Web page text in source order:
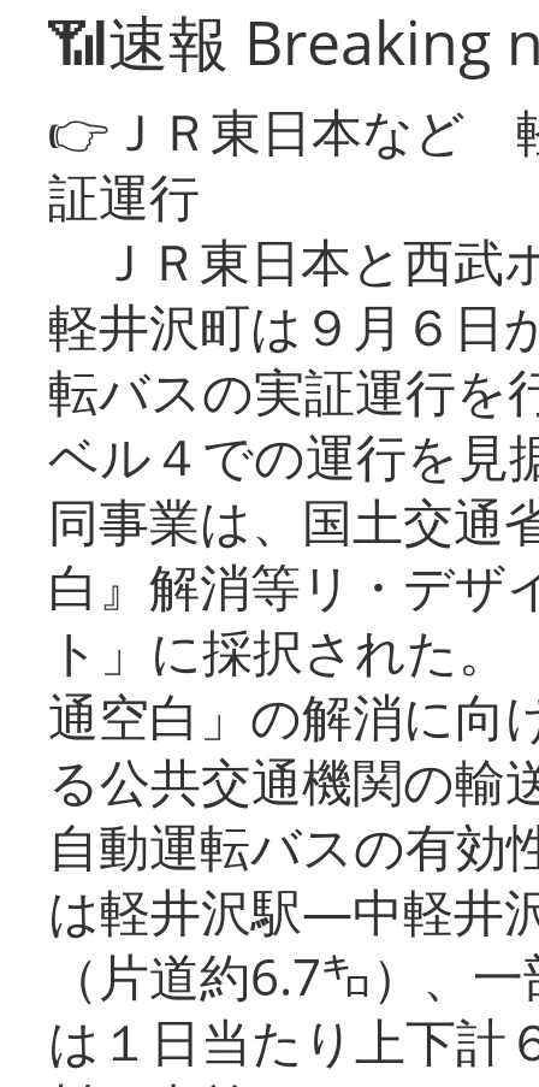
📶速報 Breaking
👉ＪＲ東日本など
証運行
ＪＲ東日本と西武
軽井沢町は９月６日
転バスの実証運行を
ベル４での運行を見
同事業は、国土交通
白』解消等リ・デザ
ト」に採択された
通空白」の解消に向
る公共交通機関の輸
自動運転バスの有効
は軽井沢駅―中軽井
（片道約6.7㌔）、
は１日当たり上下計